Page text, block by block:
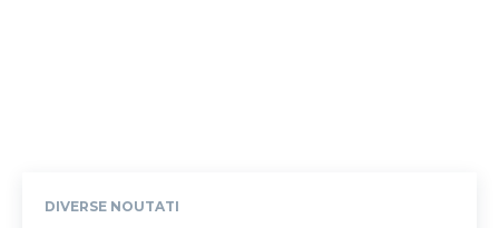
DIVERSE NOUTATI